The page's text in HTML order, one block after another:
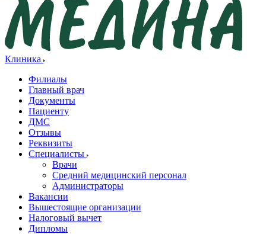
Клиника
Филиалы
Главный врач
Документы
Пациенту
ДМС
Отзывы
Реквизиты
Специалисты
Врачи
Средний медицинский персонал
Администраторы
Вакансии
Вышестоящие организации
Налоговый вычет
Дипломы